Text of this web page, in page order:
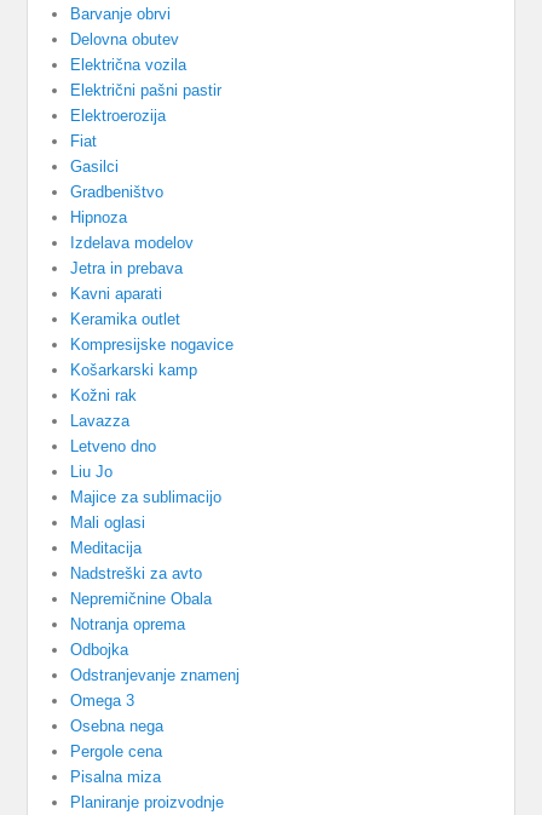
Barvanje obrvi
Delovna obutev
Električna vozila
Električni pašni pastir
Elektroerozija
Fiat
Gasilci
Gradbeništvo
Hipnoza
Izdelava modelov
Jetra in prebava
Kavni aparati
Keramika outlet
Kompresijske nogavice
Košarkarski kamp
Kožni rak
Lavazza
Letveno dno
Liu Jo
Majice za sublimacijo
Mali oglasi
Meditacija
Nadstreški za avto
Nepremičnine Obala
Notranja oprema
Odbojka
Odstranjevanje znamenj
Omega 3
Osebna nega
Pergole cena
Pisalna miza
Planiranje proizvodnje